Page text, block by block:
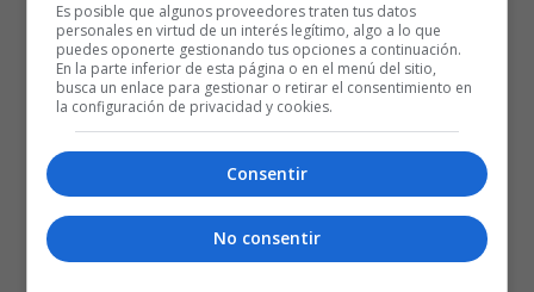
Es posible que algunos proveedores traten tus datos
personales en virtud de un interés legítimo, algo a lo que
puedes oponerte gestionando tus opciones a continuación.
En la parte inferior de esta página o en el menú del sitio,
busca un enlace para gestionar o retirar el consentimiento en
la configuración de privacidad y cookies.
Consentir
No consentir